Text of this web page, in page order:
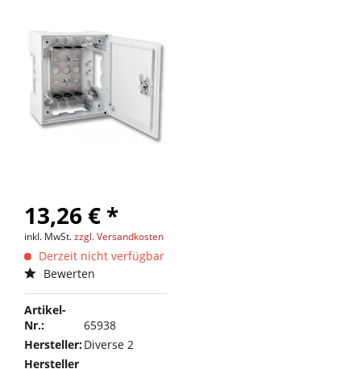
13,26 € *
inkl. MwSt.zzgl. Versandkosten
Derzeit nicht verfügbar
Bewerten
Artikel-
Nr.:
65938
Hersteller:Diverse 2
Hersteller